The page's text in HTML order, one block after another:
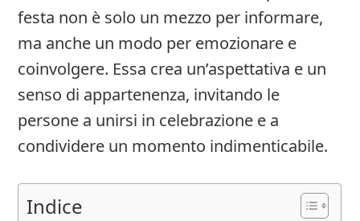
festa non è solo un mezzo per informare,
ma anche un modo per emozionare e
coinvolgere. Essa crea un’aspettativa e un
senso di appartenenza, invitando le
persone a unirsi in celebrazione e a
condividere un momento indimenticabile.
Indice